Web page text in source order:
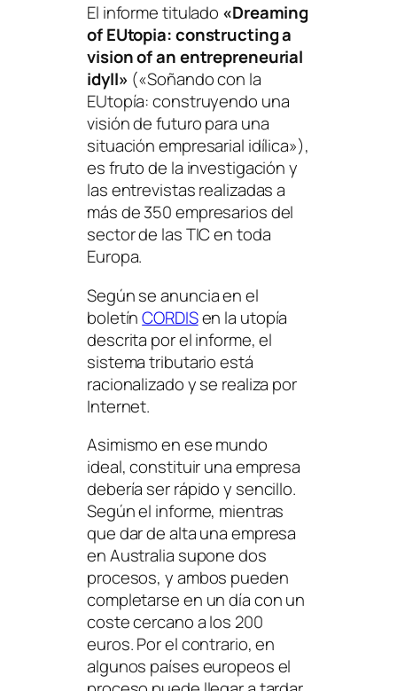
El informe titulado «Dreaming
of EUtopia: constructing a
vision of an entrepreneurial
idyll» («Soñando con la
EUtopía: construyendo una
visión de futuro para una
situación empresarial idílica»),
es fruto de la investigación y
las entrevistas realizadas a
más de 350 empresarios del
sector de las TIC en toda
Europa.
Según se anuncia en el
boletínCORDISen la utopía
descrita por el informe, el
sistema tributario está
racionalizado y se realiza por
Internet.
Asimismo en ese mundo
ideal, constituir una empresa
debería ser rápido y sencillo.
Según el informe, mientras
que dar de alta una empresa
en Australia supone dos
procesos, y ambos pueden
completarse en un día con un
coste cercano a los 200
euros. Por el contrario, en
algunos países europeos el